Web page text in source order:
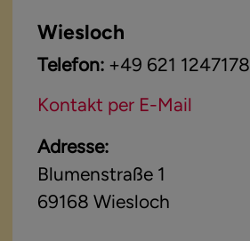
Wiesloch
Telefon: +49 621 1247178
Kontakt per E-Mail
Adresse:
Blumenstraße 1
69168 Wiesloch